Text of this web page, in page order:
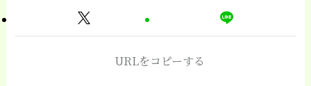
URLをコピーする